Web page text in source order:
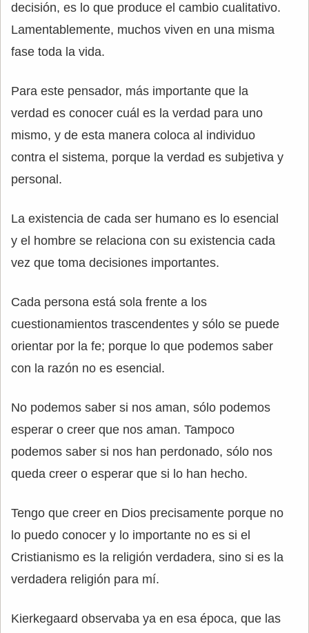
decisión, es lo que produce el cambio cualitativo.
Lamentablemente, muchos viven en una misma
fase toda la vida.
Para este pensador, más importante que la
verdad es conocer cuál es la verdad para uno
mismo, y de esta manera coloca al individuo
contra el sistema, porque la verdad es subjetiva y
personal.
La existencia de cada ser humano es lo esencial
y el hombre se relaciona con su existencia cada
vez que toma decisiones importantes.
Cada persona está sola frente a los
cuestionamientos trascendentes y sólo se puede
orientar por la fe; porque lo que podemos saber
con la razón no es esencial.
No podemos saber si nos aman, sólo podemos
esperar o creer que nos aman. Tampoco
podemos saber si nos han perdonado, sólo nos
queda creer o esperar que si lo han hecho.
Tengo que creer en Dios precisamente porque no
lo puedo conocer y lo importante no es si el
Cristianismo es la religión verdadera, sino si es la
verdadera religión para mí.
Kierkegaard observaba ya en esa época, que las